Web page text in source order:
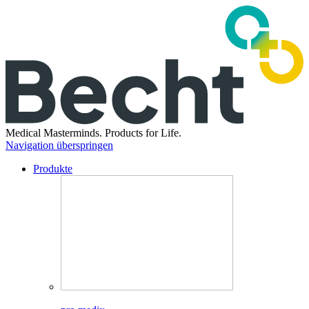
Medical Masterminds. Products for Life.
Navigation überspringen
Produkte